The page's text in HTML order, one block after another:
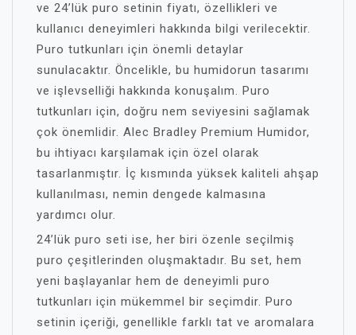
ve 24’lük puro setinin fiyatı, özellikleri ve
kullanıcı deneyimleri hakkında bilgi verilecektir.
Puro tutkunları için önemli detaylar
sunulacaktır. Öncelikle, bu humidorun tasarımı
ve işlevselliği hakkında konuşalım. Puro
tutkunları için, doğru nem seviyesini sağlamak
çok önemlidir. Alec Bradley Premium Humidor,
bu ihtiyacı karşılamak için özel olarak
tasarlanmıştır. İç kısmında yüksek kaliteli ahşap
kullanılması, nemin dengede kalmasına
yardımcı olur.
24’lük puro seti ise, her biri özenle seçilmiş
puro çeşitlerinden oluşmaktadır. Bu set, hem
yeni başlayanlar hem de deneyimli puro
tutkunları için mükemmel bir seçimdir. Puro
setinin içeriği, genellikle farklı tat ve aromalara